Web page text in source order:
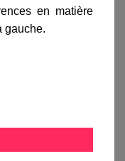
300 Vert de gris
est équipé d'un
en matière
gauche.